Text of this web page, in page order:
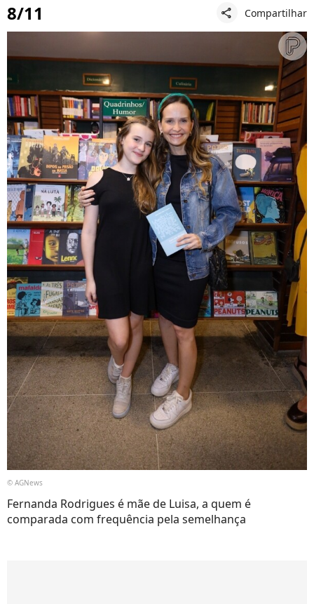
8/11 share Compartilhar
© AGNews
Fernanda Rodrigues é mãe de Luisa, a quem é
comparada com frequência pela semelhança